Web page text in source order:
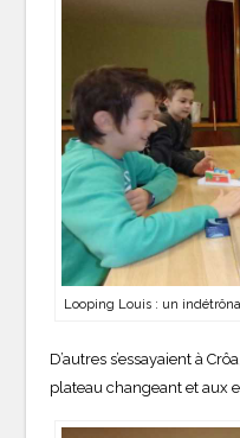
Looping Louis : un
D’autres s’essayaient à
plateau changeant et aux